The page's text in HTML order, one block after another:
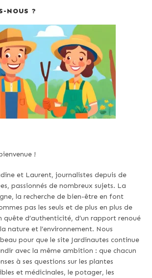
NOUS ?
!
et Laurent, journalistes depuis de
passionnés de nombreux sujets. La
la recherche de bien-être en font
pas les seuls et de plus en plus de
quête d’authenticité, d’un rapport renoué
nature et l’environnement. Nous
pour que le site Jardinautes continue
avec la même ambition : que chacun
à ses questions sur les plantes
et médicinales, le potager, les